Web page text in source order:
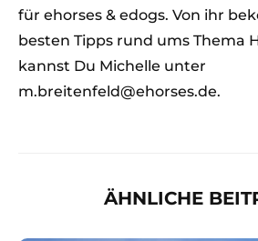
für ehorses & edogs. Von ihr
besten Tipps rund ums Thema
kannst Du Michelle unter
m.breitenfeld@ehorses.de.
ÄHNLICHE